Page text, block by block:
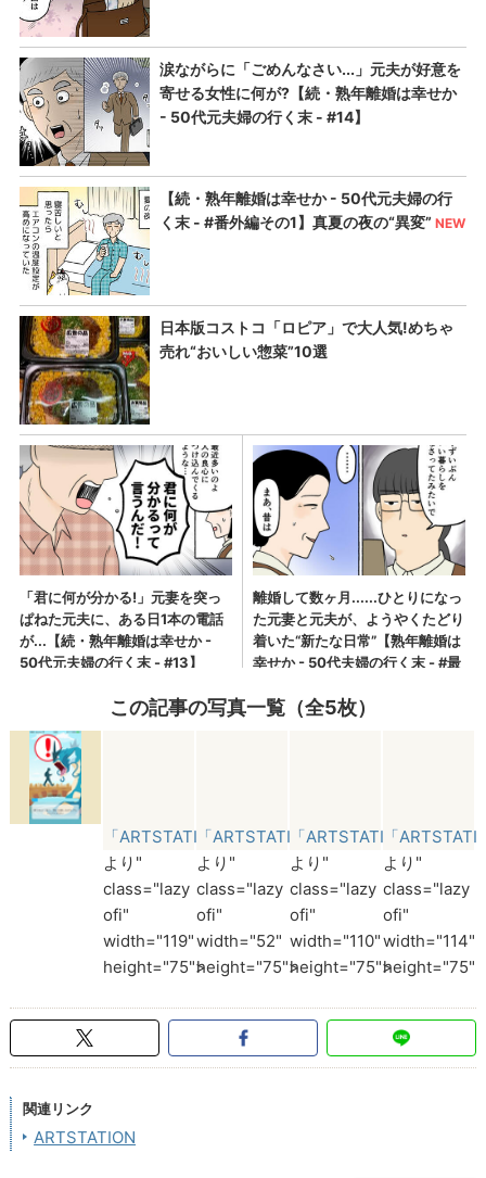
この記事の写真一覧（全5枚）
「ARTSTATION」
より"
class="lazy
ofi"
width="119"
height="75">
「ARTSTATION」
より"
class="lazy
ofi"
width="52"
height="75">
「ARTSTATION」
より"
class="lazy
ofi"
width="110"
height="75">
「
より"
class="lazy
ofi"
width="114"
height="75">
関連リンク
ARTSTATION